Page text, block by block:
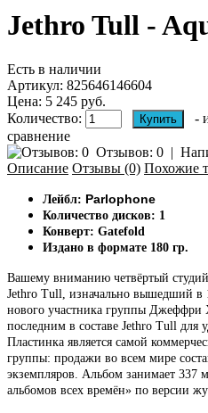
Jethro Tull -
Есть в наличии
Артикул: 825646146604
Цена: 5 245 руб.
Количество:
-
сравнение
Отзывов: 0 |
Описание Отзывы (0) Похожие
Лейбл: Parlophone
Количество дисков: 1
Конверт: Gatefold
Издано в формате 180 гр.
Вашему вниманию четвёртый
Jethro Tull, изначально вышедший в
нового участника группы Джеффри
последним в составе Jethro Tull для
Пластинка является самой
группы: продажи во всем мире
экземпляров. Альбом занимает 337
альбомов всех времён» по версии